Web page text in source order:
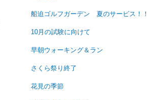
船迫ゴルフガーデン 夏のサービス！！
10月の試験に向けて
早朝ウォーキング＆ラン
さくら祭り終了
花見の季節